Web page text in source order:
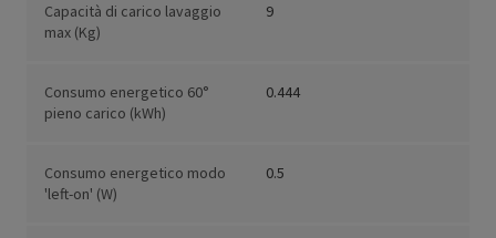
Capacità di carico lavaggio
max (Kg)
9
Consumo energetico 60°
pieno carico (kWh)
0.444
Consumo energetico modo
'left-on' (W)
0.5